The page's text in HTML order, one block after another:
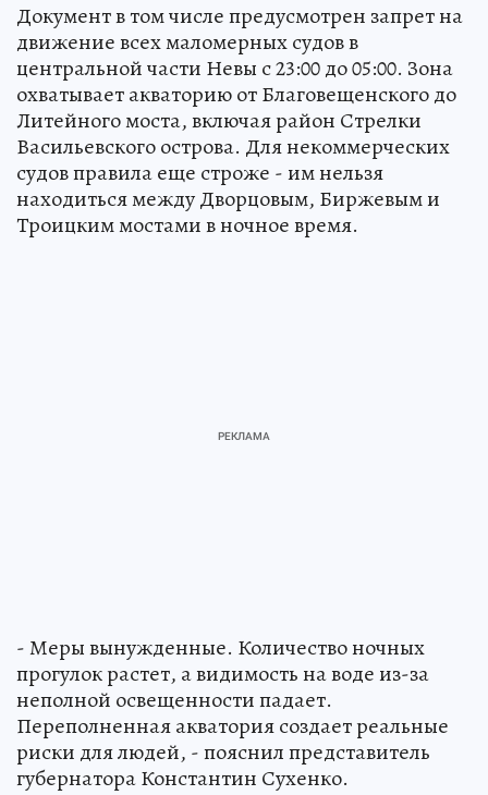
Документ в том числе предусмотрен запрет на
движение всех маломерных судов в
центральной части Невы с 23:00 до 05:00. Зона
охватывает акваторию от Благовещенского до
Литейного моста, включая район Стрелки
Васильевского острова. Для некоммерческих
судов правила еще строже - им нельзя
находиться между Дворцовым, Биржевым и
Троицким мостами в ночное время.
- Меры вынужденные. Количество ночных
прогулок растет, а видимость на воде из-за
неполной освещенности падает.
Переполненная акватория создает реальные
риски для людей, - пояснил представитель
губернатора Константин Сухенко.